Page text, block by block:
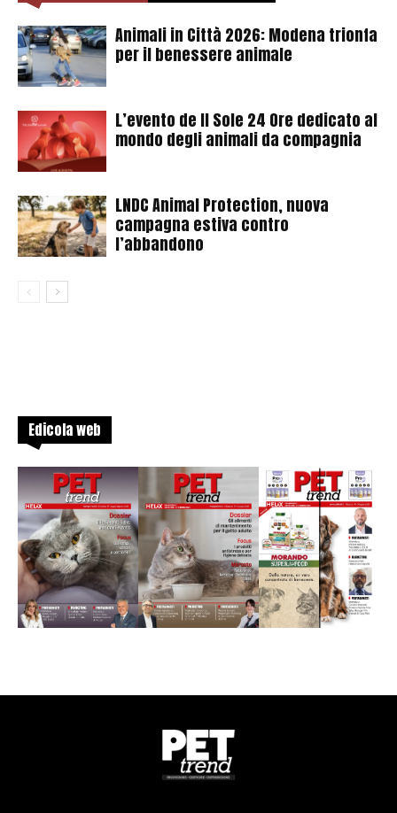
Animali in Città 2026: Modena trionfa
per il benessere animale
L’evento de Il Sole 24 Ore dedicato al
mondo degli animali da compagnia
LNDC Animal Protection, nuova
campagna estiva contro
l’abbandono
Edicola web